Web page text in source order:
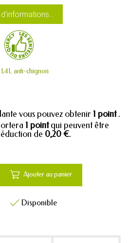
1,4L anti-chignon
vous pouvez obtenir 1 point .
1 pointqui peuvent être
de 0,20 €.
 Ajouter au panier
 Disponible